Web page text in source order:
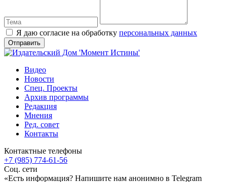
Я даю согласие на обработку персональных данных
Видео
Новости
Спец. Проекты
Архив программы
Редакция
Мнения
Ред. совет
Контакты
Контактные телефоны
+7 (985) 774-61-56
Соц. сети
«Есть информация? Напишите нам анонимно в Telegram